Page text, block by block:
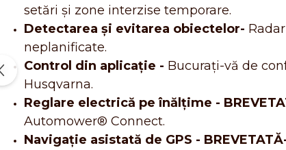
setări și zone interzise temporare.
Detectarea și evitarea obiectelor-
neplanificate.
Control din aplicație - Bucurați-vă de
Husqvarna.
Reglare electrică pe înălțime -
Automower® Connect.
Navigație asistată de GPS -